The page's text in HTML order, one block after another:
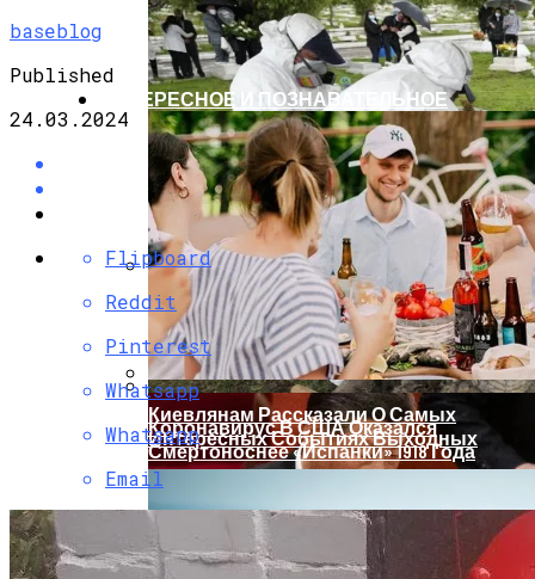
G7 Договорились Регулировать
Искусственный Интеллект
Коронавирус В США Оказался
Смертоноснее «испанки» 1918 Года
ИНТЕРЕСНОЕ И ПОЗНАВАТЕЛЬНОЕ
Киевлянам Рассказали О Самых
Интересных Событиях Выходных
baseblog
Published
24.03.2024
Flipboard
Reddit
Pinterest
Whatsapp
Whatsapp
Email